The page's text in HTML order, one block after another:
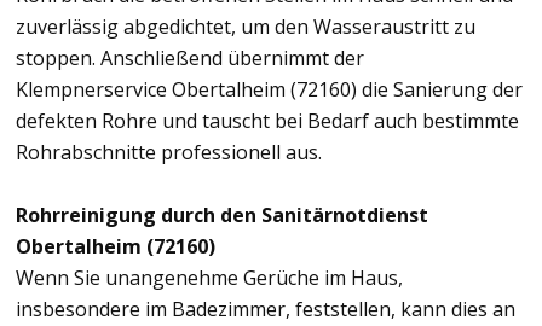
zuverlässig abgedichtet, um den Wasseraustritt zu
stoppen. Anschließend übernimmt der
Klempnerservice Obertalheim (72160) die Sanierung der
defekten Rohre und tauscht bei Bedarf auch bestimmte
Rohrabschnitte professionell aus.
Rohrreinigung durch den Sanitärnotdienst
Obertalheim (72160)
Wenn Sie unangenehme Gerüche im Haus,
insbesondere im Badezimmer, feststellen, kann dies an